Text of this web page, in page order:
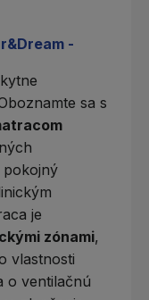
-
sa s
pokojný
je
zónami,
vlastnosti
o ventilačnú